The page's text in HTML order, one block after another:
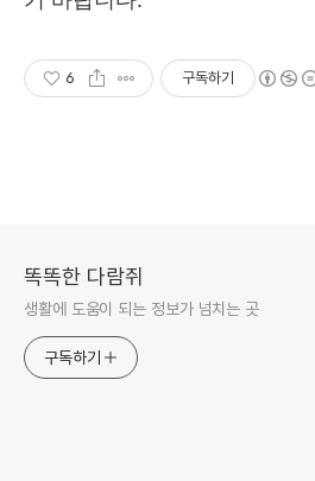
6 구독하기
똑똑한 다람쥐
생활에 도움이 되는 정보가 넘치는 곳
구독하기